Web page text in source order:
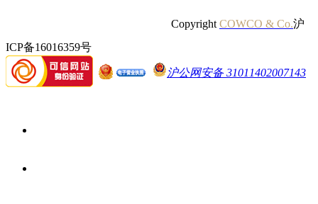
Copyright COWCO & Co.沪
ICP备16016359号
沪公网安备 31011402007143